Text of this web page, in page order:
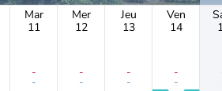
Mar
11
-
-
Mer
12
-
-
Jeu
13
-
-
Ven
14
-
-